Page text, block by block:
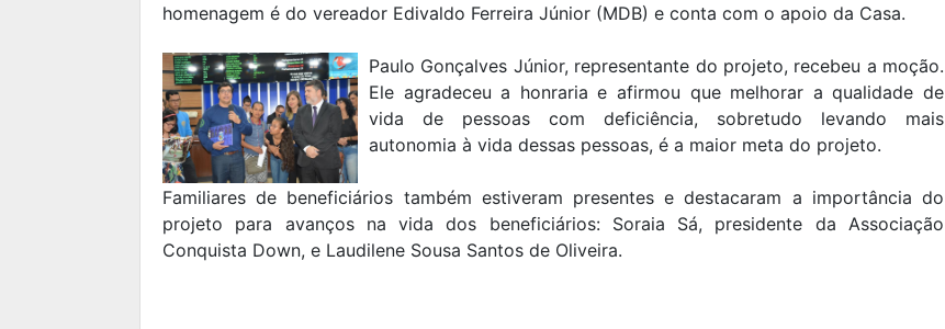
homenagem é do vereador Edivaldo Ferreira Júnior (MDB) e conta com o apoio da Casa.
Paulo Gonçalves Júnior, representante do projeto, recebeu a moção.
Ele agradeceu a honraria e afirmou que melhorar a qualidade de
vida de pessoas com deficiência, sobretudo levando mais
autonomia à vida dessas pessoas, é a maior meta do projeto.
Familiares de beneficiários também estiveram presentes e destacaram a importância do
projeto para avanços na vida dos beneficiários: Soraia Sá, presidente da Associação
Conquista Down, e Laudilene Sousa Santos de Oliveira.